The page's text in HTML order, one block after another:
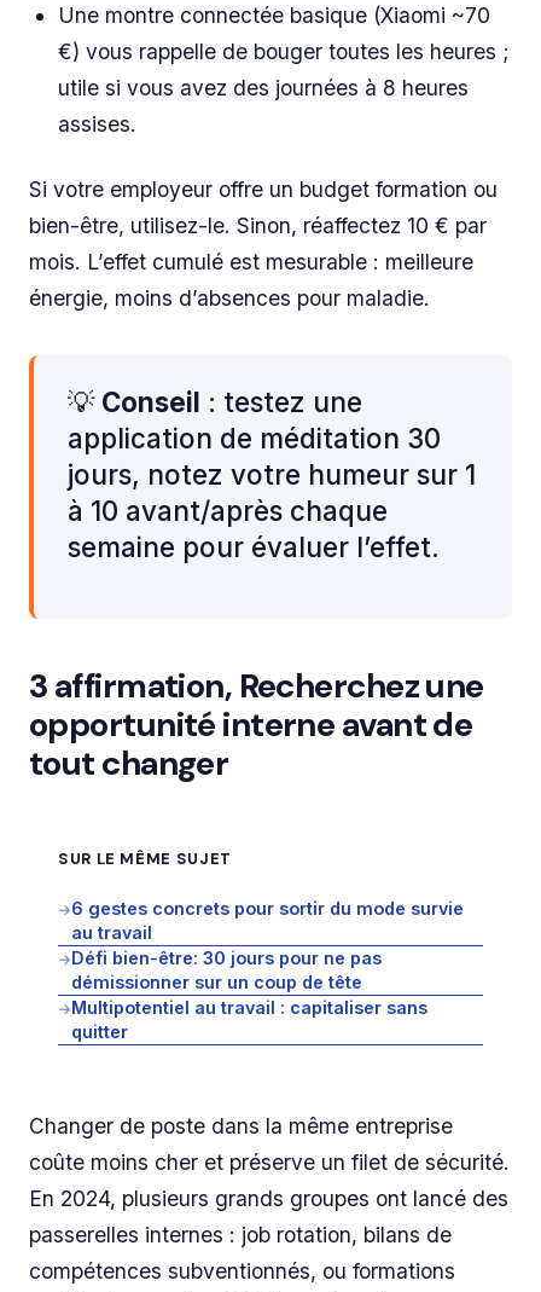
Une montre connectée basique (Xiaomi ~70
€) vous rappelle de bouger toutes les heures ;
utile si vous avez des journées à 8 heures
assises.
Si votre employeur offre un budget formation ou
bien-être, utilisez-le. Sinon, réaffectez 10 € par
mois. L’effet cumulé est mesurable : meilleure
énergie, moins d’absences pour maladie.
💡 Conseil : testez une
application de méditation 30
jours, notez votre humeur sur 1
à 10 avant/après chaque
semaine pour évaluer l’effet.
3 affirmation, Recherchez une
opportunité interne avant de
tout changer
SUR LE MÊME SUJET
→6 gestes concrets pour sortir du mode survie
au travail
→Défi bien-être: 30 jours pour ne pas
démissionner sur un coup de tête
→Multipotentiel au travail : capitaliser sans
quitter
Changer de poste dans la même entreprise
coûte moins cher et préserve un filet de sécurité.
En 2024, plusieurs grands groupes ont lancé des
passerelles internes : job rotation, bilans de
compétences subventionnés, ou formations